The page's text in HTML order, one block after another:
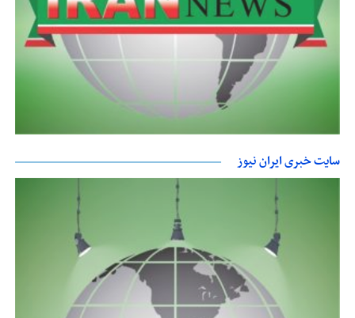
سایت خبری ایران نیوز